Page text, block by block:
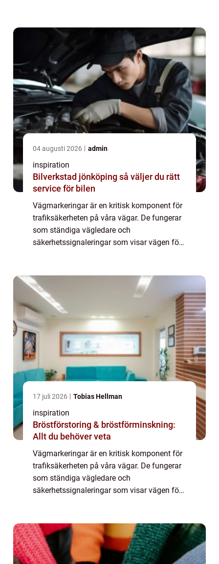
04 augusti 2026 admin
inspiration
Bilverkstad jönköping så väljer du rätt
service för bilen
Vägmarkeringar är en kritisk komponent för
trafiksäkerheten på våra vägar. De fungerar
som ständiga vägledare och
säkerhetssignaleringar som visar vägen för
17 juli 2026 Tobias Hellman
inspiration
Bröstförstoring & bröstförminskning:
Allt du behöver veta
Vägmarkeringar är en kritisk komponent för
trafiksäkerheten på våra vägar. De fungerar
som ständiga vägledare och
säkerhetssignaleringar som visar vägen för